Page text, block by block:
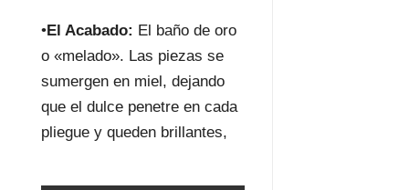
•El Acabado: El baño de oro
o «melado». Las piezas se
sumergen en miel, dejando
que el dulce penetre en cada
pliegue y queden brillantes,